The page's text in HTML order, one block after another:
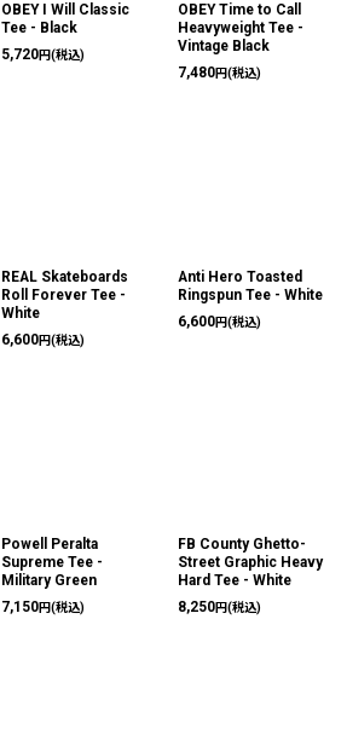
OBEY I Will Classic
Tee - Black
5,720円(税込)
OBEY Time to Call
Heavyweight Tee -
Vintage Black
7,480円(税込)
REAL Skateboards
Roll Forever Tee -
White
6,600円(税込)
Anti Hero Toasted
Ringspun Tee - White
6,600円(税込)
Powell Peralta
Supreme Tee -
Military Green
7,150円(税込)
FB County Ghetto-
Street Graphic Heavy
Hard Tee - White
8,250円(税込)